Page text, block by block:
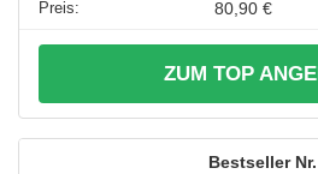
80,90 €
ZUM TOP